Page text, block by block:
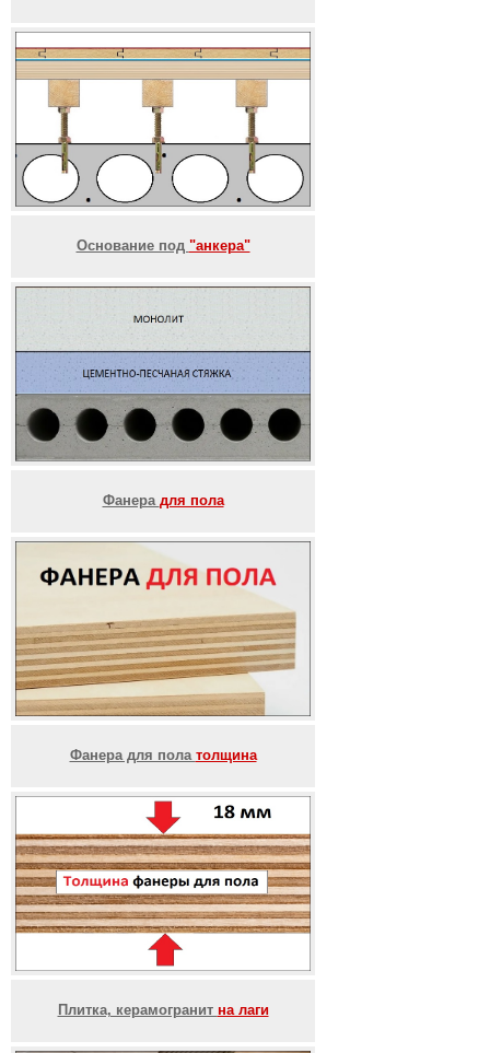
Основание под "анкера"
Фанера для пола
Фанера для пола толщина
Плитка, керамогранит на лаги